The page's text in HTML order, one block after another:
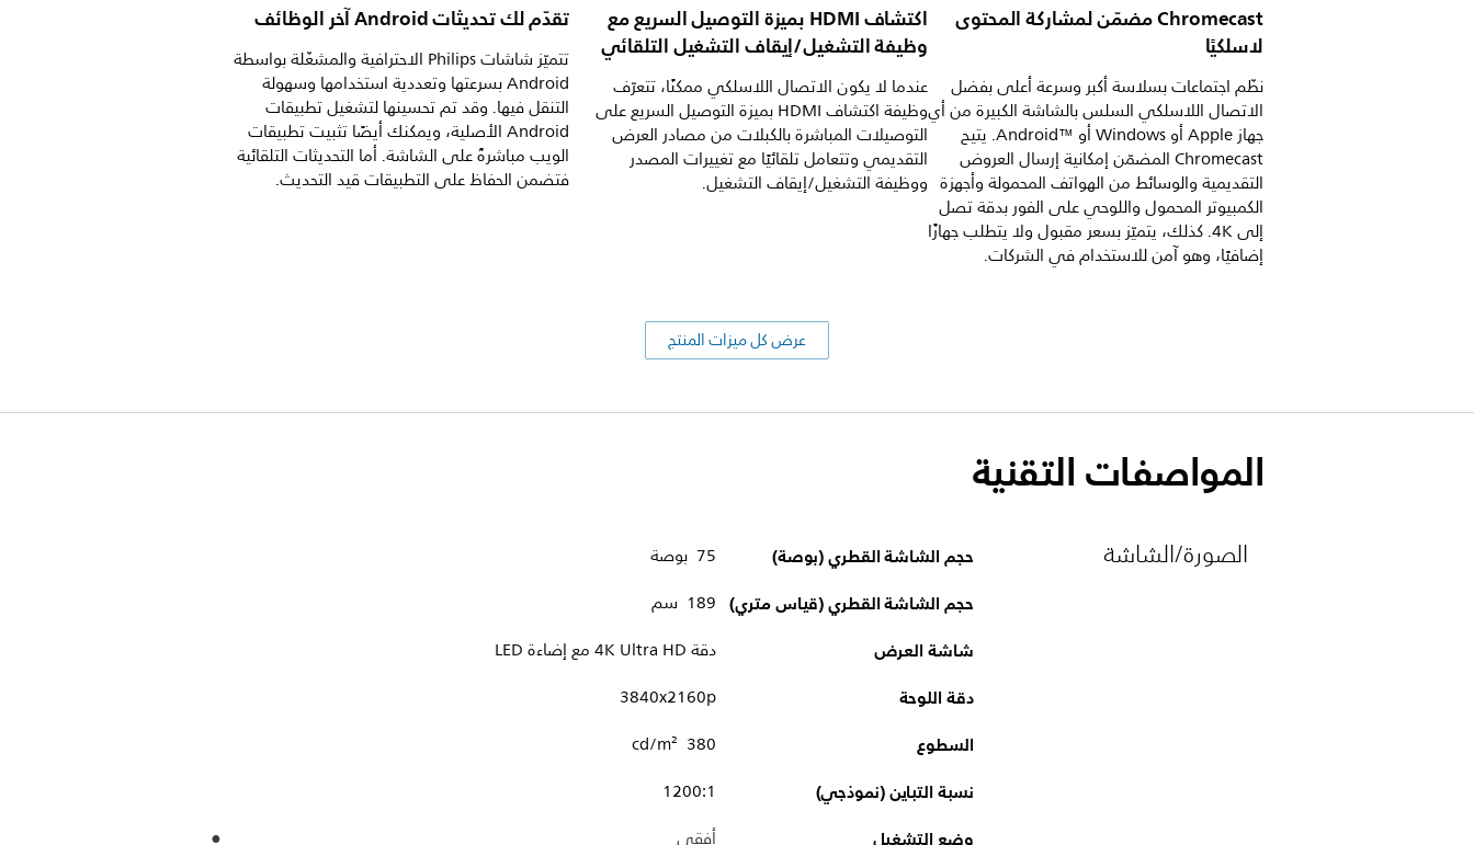
Chromecast مضمّن لمشاركة المحتوى
لاسلكيًا
نظّم اجتماعات بسلاسة أكبر وسرعة أعلى بفضل
الاتصال اللاسلكي السلس بالشاشة الكبيرة من أي
جهاز Apple أو Windows أو Android™‎. يتيح
Chromecast المضمّن إمكانية إرسال العروض
التقديمية والوسائط من الهواتف المحمولة وأجهزة
الكمبيوتر المحمول واللوحي على الفور بدقة تصل
إلى 4K. كذلك، يتميّز بسعر مقبول ولا يتطلب جهازًا
إضافيًا، وهو آمن للاستخدام في الشركات.
اكتشاف HDMI بميزة التوصيل السريع مع
وظيفة التشغيل/إيقاف التشغيل التلقائي
عندما لا يكون الاتصال اللاسلكي ممكنًا، تتعرّف
وظيفة اكتشاف HDMI بميزة التوصيل السريع على
التوصيلات المباشرة بالكبلات من مصادر العرض
التقديمي وتتعامل تلقائيًا مع تغييرات المصدر
ووظيفة التشغيل/إيقاف التشغيل.
تقدّم لك تحديثات Android آخر الوظائف
تتميّز شاشات Philips الاحترافية والمشغّلة بواسطة
Android بسرعتها وتعددية استخدامها وسهولة
التنقل فيها. وقد تم تحسينها لتشغيل تطبيقات
Android الأصلية، ويمكنك أيضًا تثبيت تطبيقات
الويب مباشرةً على الشاشة. أما التحديثات التلقائية
فتضمن الحفاظ على التطبيقات قيد التحديث.
عرض كل ميزات المنتج
المواصفات التقنية
الصورة/الشاشة حجم الشاشة القطري (بوصة) 75 بوصة
حجم الشاشة القطري (قياس متري) 189 سم
شاشة العرض دقة 4K Ultra HD مع إضاءة LED
دقة اللوحة 3840x2160p
السطوع 380 cd/m²
نسبة التباين (نموذجي) 1200:1
وضع التشغيل
أفقي